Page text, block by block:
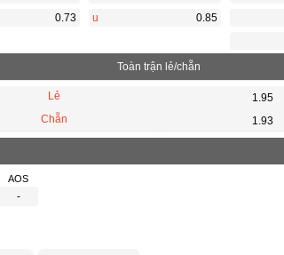
0.73
u
0.85
Toàn trận lẻ/chẵn
Lẻ
1.95
Chẵn
1.93
AOS
-